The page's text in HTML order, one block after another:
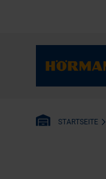
STARTSEITE